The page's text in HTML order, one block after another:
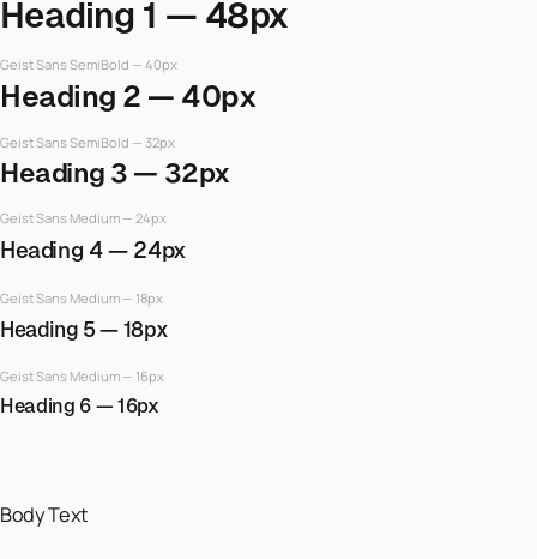
Heading 1 — 48px
Geist Sans SemiBold — 40px
Heading 2 — 40px
Geist Sans SemiBold — 32px
Heading 3 — 32px
Geist Sans Medium — 24px
Heading 4 — 24px
Geist Sans Medium — 18px
Heading 5 — 18px
Geist Sans Medium — 16px
Heading 6 — 16px
Body Text